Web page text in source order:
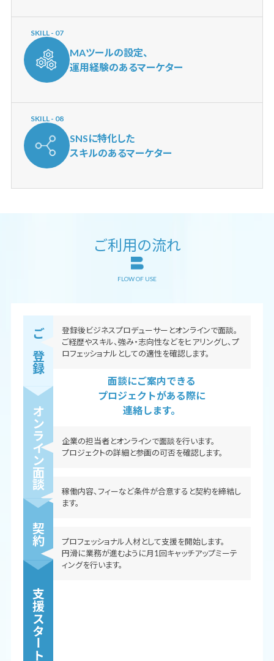
SKILL - 07
MAツールの設定、
運用経験のあるマーケター
SKILL - 08
SNSに特化した
スキルのあるマーケター
ご利用の流れ
FLOW OF USE
ご登録
オンライン面談
契約
支援スタート
登録後ビジネスプロデューサーとオンラインで面談。
ご経歴やスキル、強み・志向性などをヒアリングし、プ
ロフェッショナルとしての適性を確認します。
面談にご案内できる
プロジェクトがある際に
連絡します。
企業の担当者とオンラインで面談を行います。
プロジェクトの詳細と参画の可否を確認します。
稼働内容、フィーなど条件が合意すると契約を締結し
ます。
プロフェッショナル人材として支援を開始します。
円滑に業務が進むように月1回キャッチアップミーテ
ィングを行います。